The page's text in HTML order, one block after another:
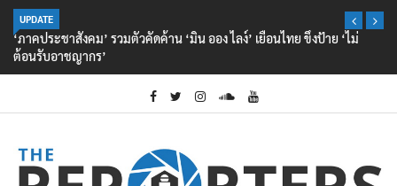
UPDATE
‘ภาคประชาสังคม’ รวมตัวคัดค้าน ‘มิน ออง ไลง์’ เยือนไทย ขึงป้าย ‘ไม่
ต้อนรับอาชญากร’